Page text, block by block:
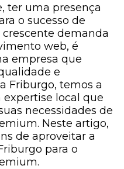
ter uma presença
o sucesso de
demanda
web, é
empresa que
e
Friburgo, temos a
local que
necessidades de
Neste artigo,
de aproveitar a
para o